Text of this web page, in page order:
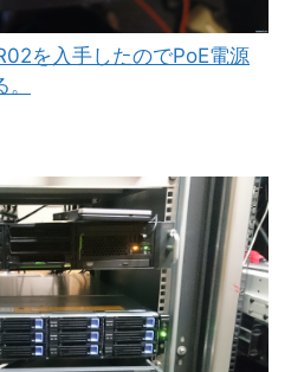
を入手したのでPoE電源